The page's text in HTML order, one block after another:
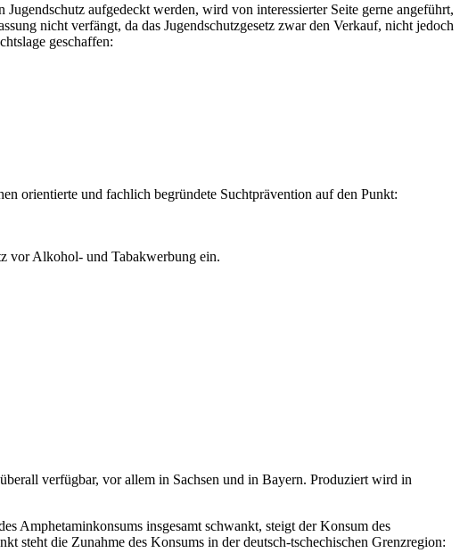
aufgedeckt werden, wird von interessierter Seite gerne angeführt,
nicht verfängt, da das Jugendschutzgesetz zwar den Verkauf, nicht jedoch
geschaffen:
orientierte und fachlich begründete Suchtprävention auf den Punkt:
vor Alkohol- und Tabakwerbung ein.
verfügbar, vor allem in Sachsen und in Bayern. Produziert wird in
Amphetaminkonsums insgesamt schwankt, steigt der Konsum des
steht die Zunahme des Konsums in der deutsch-tschechischen Grenzregion: